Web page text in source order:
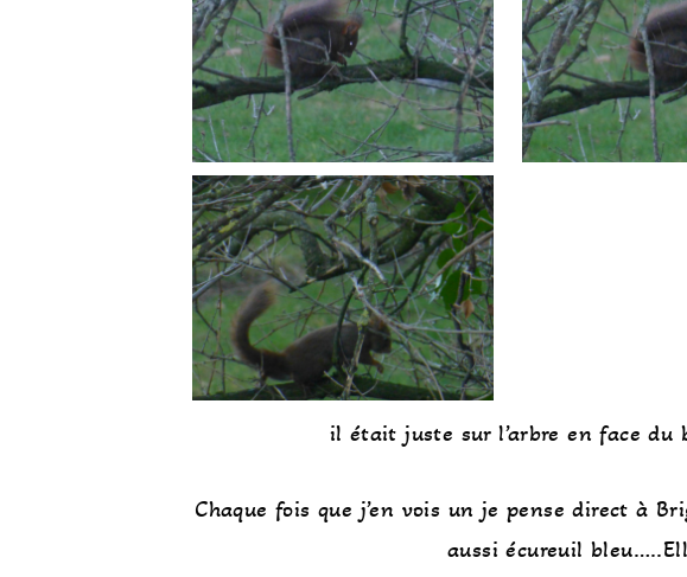
il était juste sur l’arbre en face
Chaque fois que j’en vois un je pense direct à
aussi écureuil